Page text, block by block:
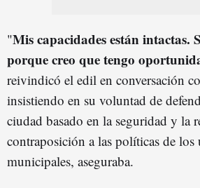
"Mis capacidades están intactas.
porque creo que tengo
reivindicó el edil en conversación
insistiendo en su voluntad de
ciudad basado en la seguridad y la
contraposición a las políticas de
municipales, aseguraba.